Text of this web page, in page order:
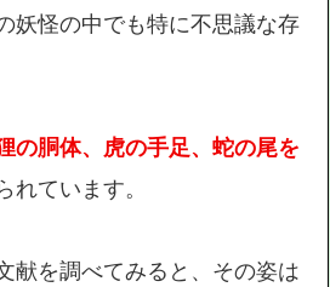
妖怪の中でも特に不思議な存
の胴体、虎の手足、蛇の尾を
れています。
献を調べてみると、その姿は